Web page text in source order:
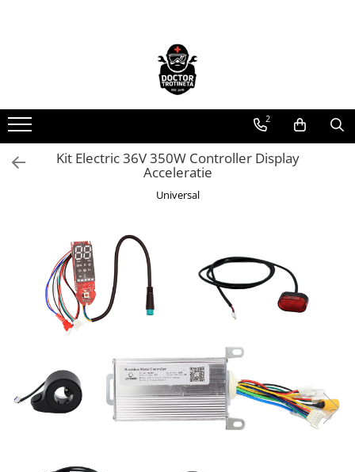
Toate produsele
Piese de schimb
https://www.doctortrotineta.ro/electrica
Acceleratie
Acumulatori
Kit complet
Contact cu cheie
https://www.doctortrotineta.ro/frane
Discuri frana
Placute de frana
https://www.doctortrotineta.ro/lumini
2
Kit Electric 36V 350W Controller Display
Acceleratie
Universal